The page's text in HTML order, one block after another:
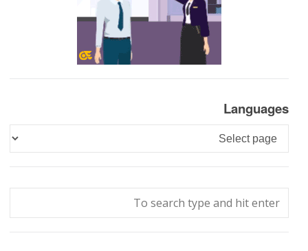
Languages
Languages